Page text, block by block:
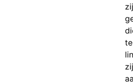
te